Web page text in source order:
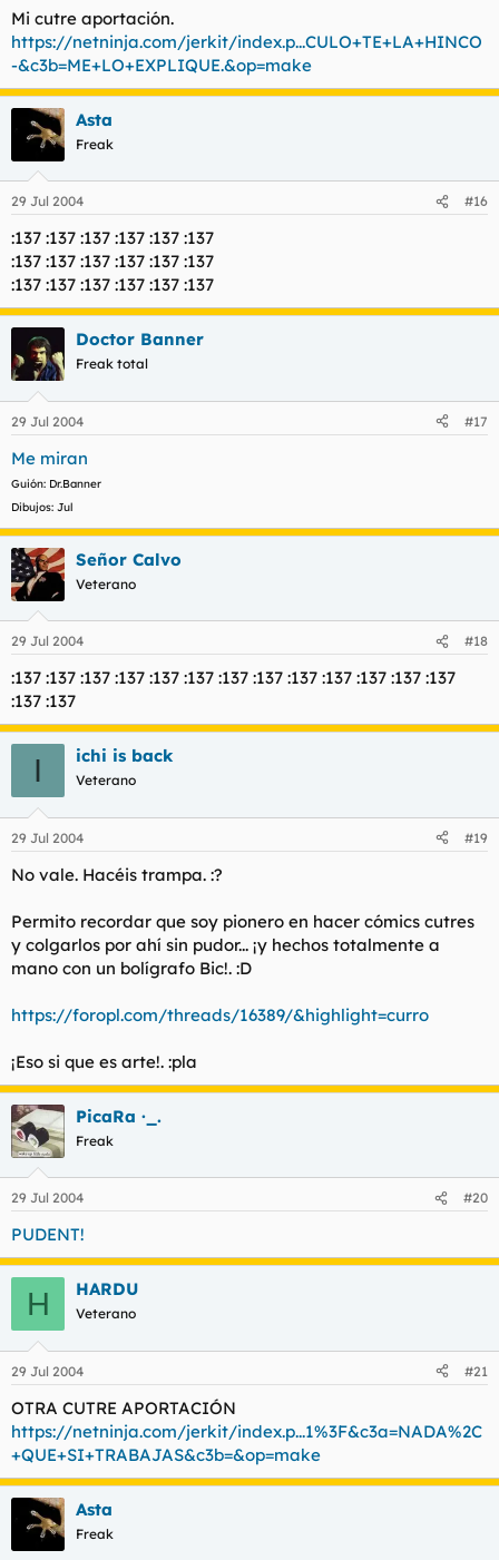
Mi cutre aportación.
https://netninja.com/jerkit/index.p...CULO+TE+LA+HINCO
-&c3b=ME+LO+EXPLIQUE.&op=make
Asta
Freak
29 Jul 2004 #16
:137 :137 :137 :137 :137 :137
:137 :137 :137 :137 :137 :137
:137 :137 :137 :137 :137 :137
Doctor Banner
Freak total
29 Jul 2004 #17
Me miran
Guión: Dr.Banner
Dibujos: Jul
Señor Calvo
Veterano
29 Jul 2004 #18
:137 :137 :137 :137 :137 :137 :137 :137 :137 :137 :137 :137 :137
:137 :137
I ichi is back
Veterano
29 Jul 2004 #19
No vale. Hacéis trampa. :?
Permito recordar que soy pionero en hacer cómics cutres
y colgarlos por ahí sin pudor... ¡y hechos totalmente a
mano con un bolígrafo Bic!. :D
https://foropl.com/threads/16389/&highlight=curro
¡Eso si que es arte!. :pla
PicaRa ·_.
Freak
29 Jul 2004 #20
PUDENT!
H HARDU
Veterano
29 Jul 2004 #21
OTRA CUTRE APORTACIÓN
https://netninja.com/jerkit/index.p...1%3F&c3a=NADA%2C
+QUE+SI+TRABAJAS&c3b=&op=make
Asta
Freak